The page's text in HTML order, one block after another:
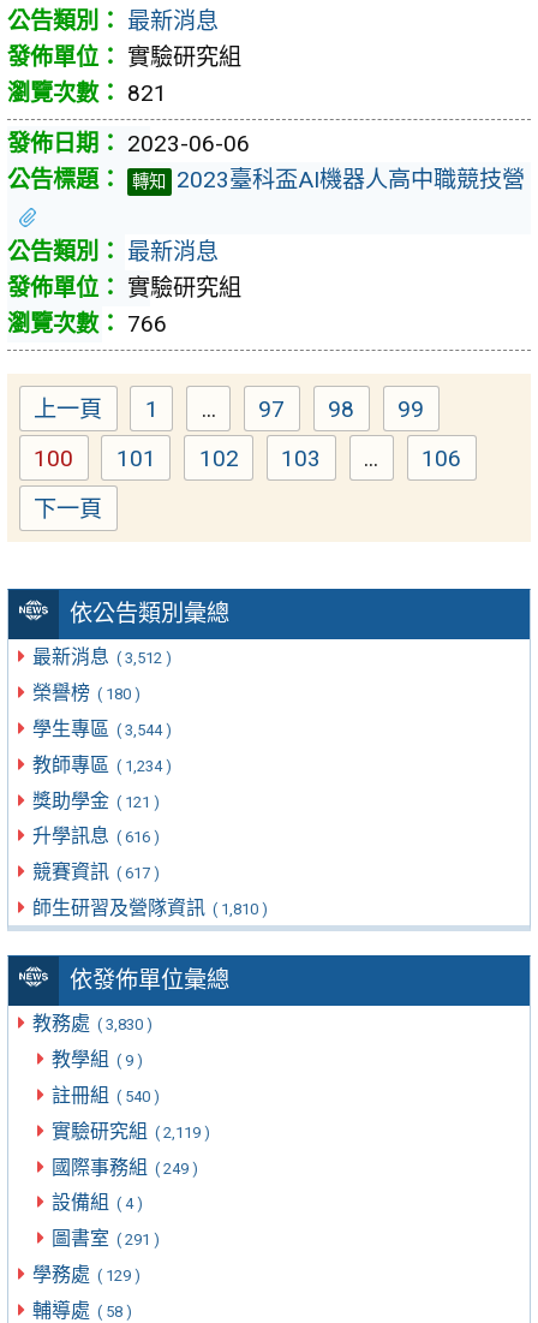
依公告類別彙總
最新消息 ( 3,512 )
榮譽榜 ( 180 )
學生專區 ( 3,544 )
教師專區 ( 1,234 )
獎助學金 ( 121 )
升學訊息 ( 616 )
競賽資訊 ( 617 )
師生研習及營隊資訊 ( 1,810 )
依發佈單位彙總
教務處 ( 3,830 )
教學組 ( 9 )
註冊組 ( 540 )
實驗研究組 ( 2,119 )
國際事務組 ( 249 )
設備組 ( 4 )
圖書室 ( 291 )
學務處 ( 129 )
輔導處 ( 58 )
最新消息
實驗研究組
821
2023-06-06
轉知 2023臺科盃AI機器人高中職競技營
最新消息
實驗研究組
766
上一頁 Page
1 ... Page
97 Page
98 Page
99
Page
100 Page
101 Page
102 Page
103 ... Page
106
下一頁